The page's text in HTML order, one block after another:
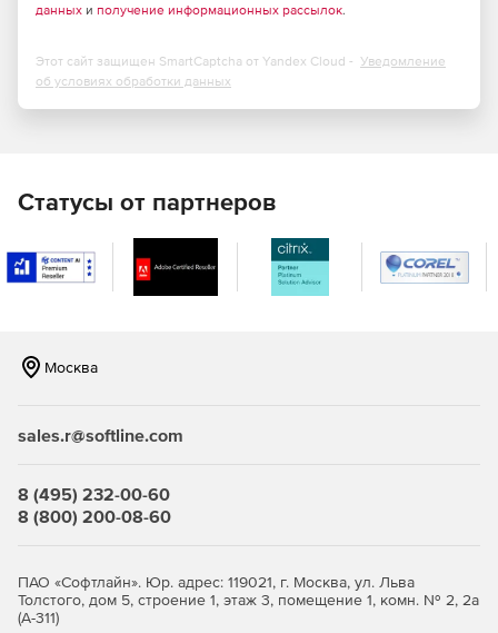
данных и получение информационных рассылок.
Этот сайт защищен SmartCaptcha от Yandex Cloud - Уведомление
об условиях обработки данных
Статусы от партнеров
Москва
sales.r@softline.com
8 (495) 232-00-60
8 (800) 200-08-60
ПАО «Софтлайн». Юр. адрес: 119021, г. Москва, ул. Льва
Толстого, дом 5, строение 1, этаж 3, помещение 1, комн. № 2, 2а
(А-311)